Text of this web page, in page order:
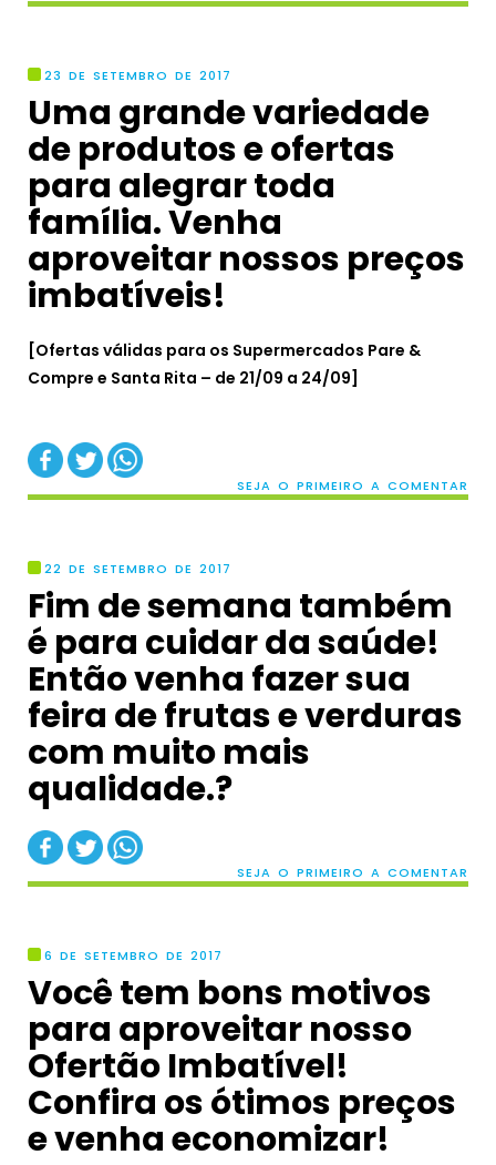
23 DE SETEMBRO DE 2017
Uma grande variedade
de produtos e ofertas
para alegrar toda
família. Venha
aproveitar nossos preços
imbatíveis!
[Ofertas válidas para os Supermercados Pare &
Compre e Santa Rita – de 21/09 a 24/09]
SEJA O PRIMEIRO A COMENTAR
22 DE SETEMBRO DE 2017
Fim de semana também
é para cuidar da saúde!
Então venha fazer sua
feira de frutas e verduras
com muito mais
qualidade.?
SEJA O PRIMEIRO A COMENTAR
6 DE SETEMBRO DE 2017
Você tem bons motivos
para aproveitar nosso
Ofertão Imbatível!
Confira os ótimos preços
e venha economizar!